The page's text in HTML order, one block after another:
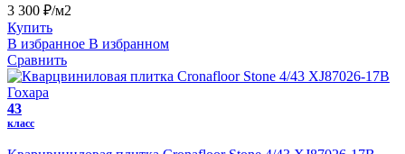
3 300 ₽/м2
Купить
В избранное В избранном
Сравнить
43
класс